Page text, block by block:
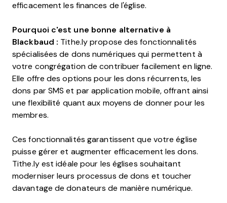
efficacement les finances de l'église.
Pourquoi c'est une bonne alternative à
Blackbaud : Tithe.ly propose des fonctionnalités
spécialisées de dons numériques qui permettent à
votre congrégation de contribuer facilement en ligne.
Elle offre des options pour les dons récurrents, les
dons par SMS et par application mobile, offrant ainsi
une flexibilité quant aux moyens de donner pour les
membres.
Ces fonctionnalités garantissent que votre église
puisse gérer et augmenter efficacement les dons.
Tithe.ly est idéale pour les églises souhaitant
moderniser leurs processus de dons et toucher
davantage de donateurs de manière numérique.